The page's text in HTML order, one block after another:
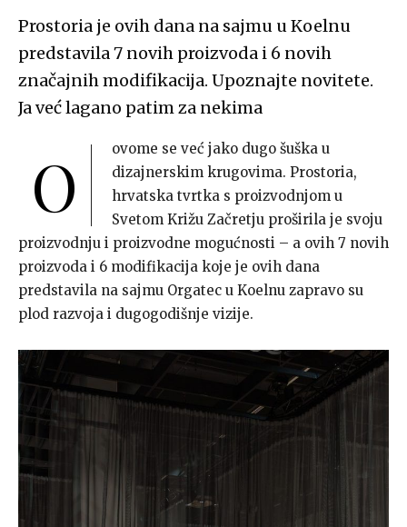
Prostoria je ovih dana na sajmu u Koelnu
predstavila 7 novih proizvoda i 6 novih
značajnih modifikacija. Upoznajte novitete.
Ja već lagano patim za nekima
O
ovome se već jako dugo šuška u
dizajnerskim krugovima. Prostoria,
hrvatska tvrtka s proizvodnjom u
Svetom Križu Začretju proširila je svoju
proizvodnju i proizvodne mogućnosti – a ovih 7 novih
proizvoda i 6 modifikacija koje je ovih dana
predstavila na sajmu Orgatec u Koelnu zapravo su
plod razvoja i dugogodišnje vizije.